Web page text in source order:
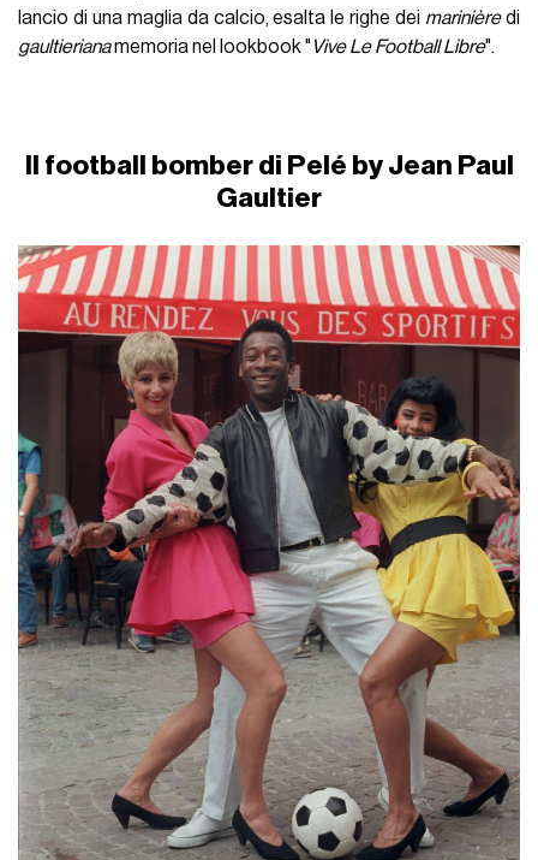
lancio di una maglia da calcio, esalta le righe dei marinièredi
gaultierianamemoria nel lookbook " Vive Le Football Libre".
Il football bomber di Pelé by Jean Paul
Gaultier